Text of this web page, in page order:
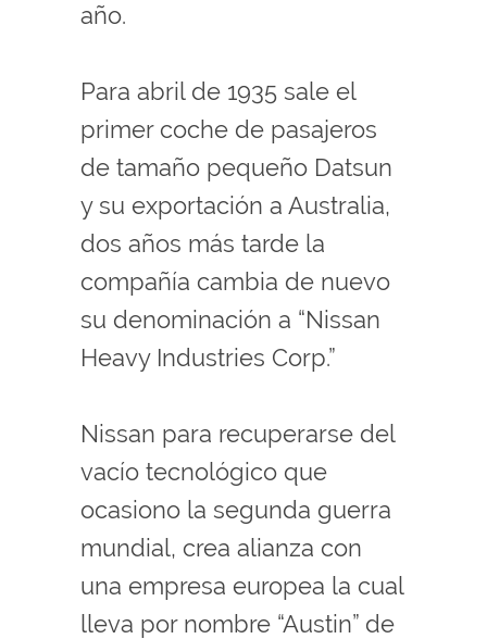
año.
Para abril de 1935 sale el
primer coche de pasajeros
de tamaño pequeño Datsun
y su exportación a Australia,
dos años más tarde la
compañía cambia de nuevo
su denominación a “Nissan
Heavy Industries Corp.”
Nissan para recuperarse del
vacío tecnológico que
ocasiono la segunda guerra
mundial, crea alianza con
una empresa europea la cual
lleva por nombre “Austin” de